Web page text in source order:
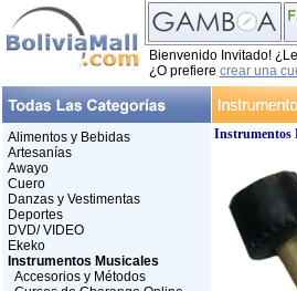
Bienvenido Invitado!
¿O prefiere crear una
Alimentos y Bebidas
Artesanías
Awayo
Cuero
Danzas y Vestimentas
Deportes
DVD/ VIDEO
Ekeko
Instrumentos Musicales
Accesorios y Métodos
Instrumentos